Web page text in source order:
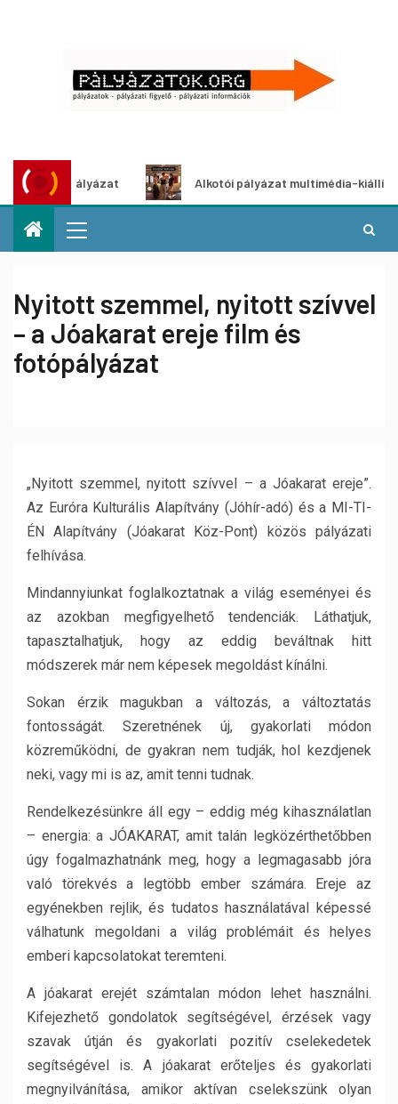
Alkotói pályázat multimédia-kiállításhoz
Nyitott szemmel, nyitott szívvel
– a Jóakarat ereje film és
fotópályázat
„Nyitott szemmel, nyitott szívvel – a Jóakarat ereje”.
Az Euróra Kulturális Alapítvány (Jóhír-adó) és a MI-TI-
ÉN Alapítvány (Jóakarat Köz-Pont) közös pályázati
felhívása.
Mindannyiunkat foglalkoztatnak a világ eseményei és
az azokban megfigyelhető tendenciák. Láthatjuk,
tapasztalhatjuk, hogy az eddig beváltnak hitt
módszerek már nem képesek megoldást kínálni.
Sokan érzik magukban a változás, a változtatás
fontosságát. Szeretnének új, gyakorlati módon
közreműködni, de gyakran nem tudják, hol kezdjenek
neki, vagy mi is az, amit tenni tudnak.
Rendelkezésünkre áll egy – eddig még kihasználatlan
– energia: a JÓAKARAT, amit talán legközérthetőbben
úgy fogalmazhatnánk meg, hogy a legmagasabb jóra
való törekvés a legtöbb ember számára. Ereje az
egyénekben rejlik, és tudatos használatával képessé
válhatunk megoldani a világ problémáit és helyes
emberi kapcsolatokat teremteni.
A jóakarat erejét számtalan módon lehet használni.
Kifejezhető gondolatok segítségével, érzések vagy
szavak útján és gyakorlati pozitív cselekedetek
segítségével is. A jóakarat erőteljes és gyakorlati
megnyilvánítása, amikor aktívan cselekszünk olyan